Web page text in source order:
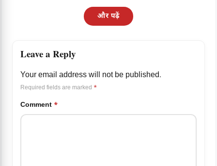
और पढ़ें
Leave a Reply
Your email address will not be published.
Required fields are marked *
Comment *